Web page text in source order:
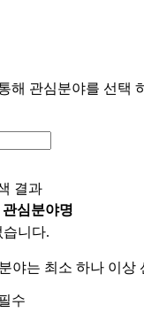
해 관심분야를 선택
결과
관심분야명
니다.
야는 최소 하나 이상